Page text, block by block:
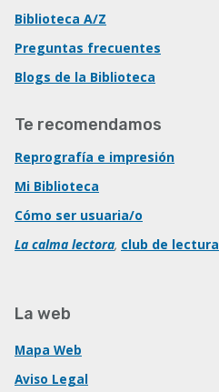
Biblioteca A/Z
Preguntas frecuentes
Blogs de la Biblioteca
Te recomendamos
Reprografía e impresión
Mi Biblioteca
Cómo ser usuaria/o
La calma lectora, club de lectura
La web
Mapa Web
Aviso Legal